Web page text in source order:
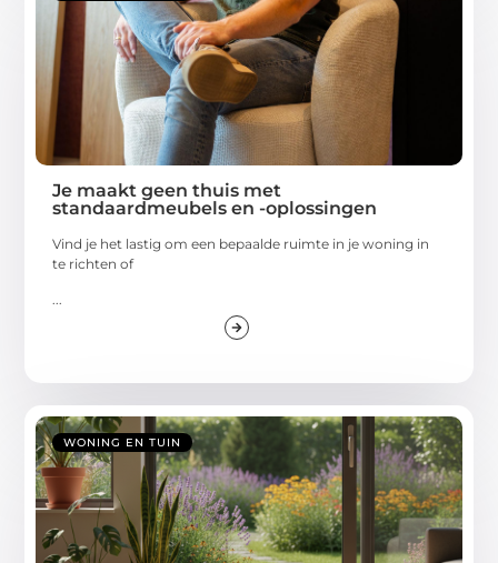
Je maakt geen thuis met
standaardmeubels en -oplossingen
Vind je het lastig om een bepaalde ruimte in je woning in
te richten of
...
WONING EN TUIN